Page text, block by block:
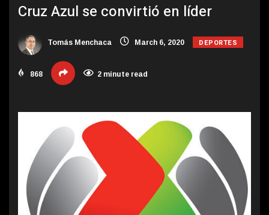
Cruz Azul se convirtió en líder
Tomás Menchaca March 6, 2020 DEPORTES
868 2 minute read